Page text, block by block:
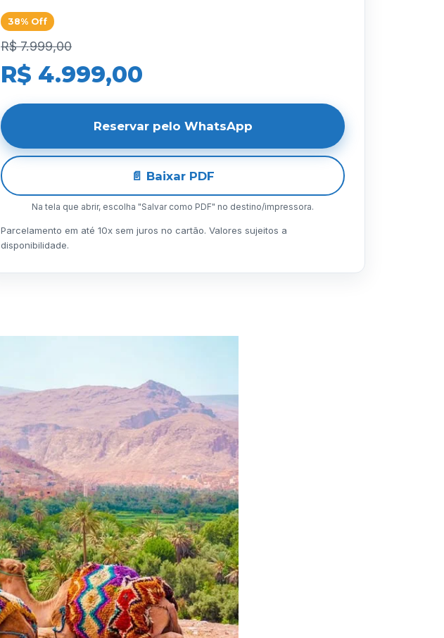
38% Off
R$ 7.999,00
R$ 4.999,00
Reservar pelo WhatsApp
📄 Baixar PDF
Na tela que abrir, escolha "Salvar como PDF" no destino/impressora.
Parcelamento em até 10x sem juros no cartão. Valores sujeitos a
disponibilidade.